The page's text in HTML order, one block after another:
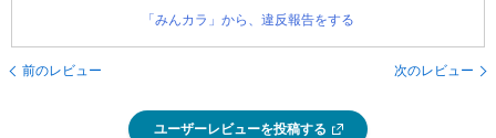
「みんカラ」から、違反報告をする
前のレビュー 次のレビュー
ユーザーレビューを投稿する